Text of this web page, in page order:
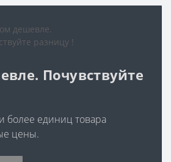
Почувствуйте
более единиц товара
цены.